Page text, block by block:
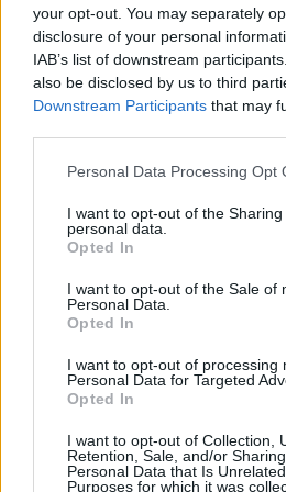
your opt-out. You may separately
disclosure of your personal
IAB’s list of downstream
also be disclosed by us to third
Downstream Participants that may
Personal Data Processing Opt
I want to opt-out of the
personal data.
Opted In
I want to opt-out of the Sale of
Personal Data.
Opted In
I want to opt-out of processing
Personal Data for Targeted
Opted In
I want to opt-out of Collection,
Retention, Sale, and/or
Personal Data that Is
Purposes for which it was
Ce partid ați vota dacă
USR
PSD
AUR
UDMR
PMP (Tomac)
Forța Dreptei (L. Orban)
PNȚMM